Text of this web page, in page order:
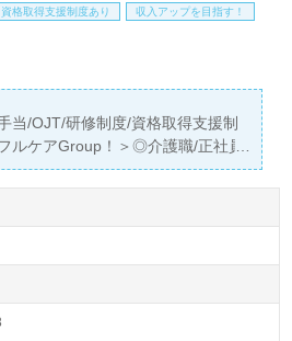
資格取得支援制度あり 収入アップを目指す！
当/OJT/研修制度/資格取得支援制
ルケアGroup！＞◎介護職/正社員
円/賞与2回】＊初任者研修以上
原駅』徒歩5分。
個室）『ロイヤルホーム柴原』
限会社ハートフルケア（本社：兵
す。兵庫県、大阪府、京都府、和
付き高齢者向け住宅、老人ホー